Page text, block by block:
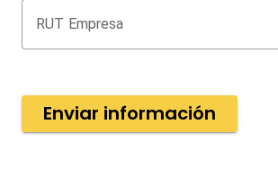
RUT Empresa
Enviar información